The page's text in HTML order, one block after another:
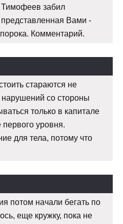
Тимофеев забил
Вами -
Комментарий.
стараются не
нарушений со стороны
только в капитале
первого уровня.
для тела, потому что
потом начали бегать по
еще кружку, пока не